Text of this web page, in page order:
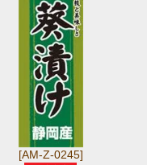
[AM-Z-0245]